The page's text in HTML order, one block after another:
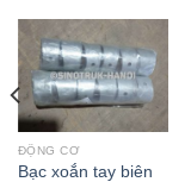
ĐỘNG CƠ
Bạc xoắn tay biên